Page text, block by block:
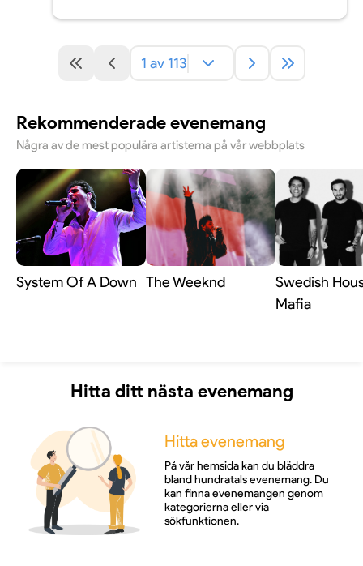
1 av 113
Rekommenderade evenemang
Några av de mest populära artisterna på vår webbplats
System Of A Down The Weeknd
Swedish
Mafia
Hitta ditt nästa evenemang
Hitta evenemang
På vår hemsida kan du bläddra
bland hundratals evenemang. Du
kan finna evenemangen genom
kategorierna eller via
sökfunktionen.